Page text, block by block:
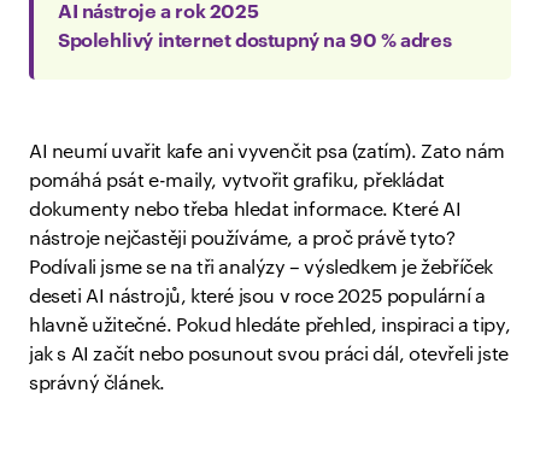
AI nástroje a rok 2025
Spolehlivý internet dostupný na 90 % adres
AI neumí uvařit kafe ani vyvenčit psa (zatím). Zato nám
pomáhá psát e-maily, vytvořit grafiku, překládat
dokumenty nebo třeba hledat informace. Které AI
nástroje nejčastěji používáme, a proč právě tyto?
Podívali jsme se na tři analýzy – výsledkem je žebříček
deseti AI nástrojů, které jsou v roce 2025 populární a
hlavně užitečné. Pokud hledáte přehled, inspiraci a tipy,
jak s AI začít nebo posunout svou práci dál, otevřeli jste
správný článek.